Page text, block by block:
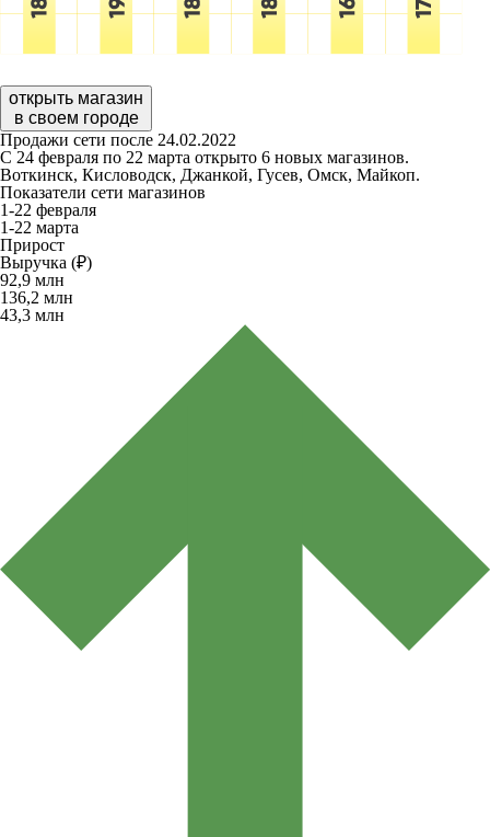
открыть магазин
в своем городе
Продажи сети после 24.02.2022
С 24 февраля по 22 марта открыто 6 новых магазинов.
Воткинск, Кисловодск, Джанкой, Гусев, Омск, Майкоп.
Показатели сети магазинов
1-22 февраля
1-22 марта
Прирост
Выручка (₽)
92,9 млн
136,2 млн
43,3 млн